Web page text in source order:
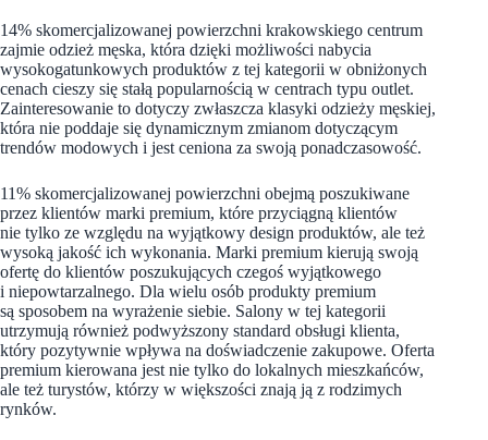
14% skomercjalizowanej powierzchni krakowskiego centrum
zajmie odzież męska, która dzięki możliwości nabycia
wysokogatunkowych produktów z tej kategorii w obniżonych
cenach cieszy się stałą popularnością w centrach typu outlet.
Zainteresowanie to dotyczy zwłaszcza klasyki odzieży męskiej,
która nie poddaje się dynamicznym zmianom dotyczącym
trendów modowych i jest ceniona za swoją ponadczasowość.
11% skomercjalizowanej powierzchni obejmą poszukiwane
przez klientów marki premium, które przyciągną klientów
nie tylko ze względu na wyjątkowy design produktów, ale też
wysoką jakość ich wykonania. Marki premium kierują swoją
ofertę do klientów poszukujących czegoś wyjątkowego
i niepowtarzalnego. Dla wielu osób produkty premium
są sposobem na wyrażenie siebie. Salony w tej kategorii
utrzymują również podwyższony standard obsługi klienta,
który pozytywnie wpływa na doświadczenie zakupowe. Oferta
premium kierowana jest nie tylko do lokalnych mieszkańców,
ale też turystów, którzy w większości znają ją z rodzimych
rynków.